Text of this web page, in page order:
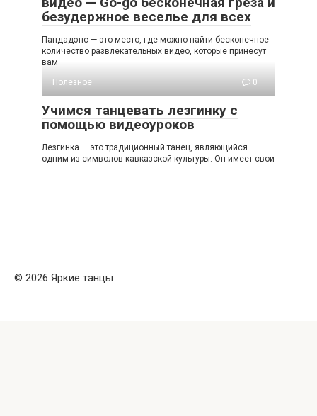
безудержное веселье для всех
Пандадэнс — это место, где можно найти бесконечное
количество развлекательных видео, которые принесут
вам
Полезное
0
Учимся танцевать лезгинку с
помощью видеоуроков
Лезгинка — это традиционный танец, являющийся
одним из символов кавказской культуры. Он имеет свои
© 2026 Яркие танцы